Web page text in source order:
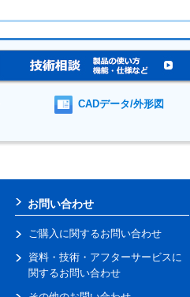
CADデータ/外形図
お問い合わせ
ご購入に関するお問い合わせ
資料・技術・アフターサービスに
関するお問い合わせ